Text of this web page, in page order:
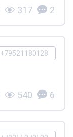
317 2
+79521180128
540 6